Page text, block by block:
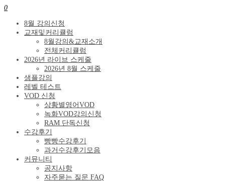
0
8월 강의신청
교재및커리큘럼
8월강의&교재소개
전체커리큘럼
2026년 라이브 스케줄
2026년 8월 스케줄
샘플강의
레벨 테스트
VOD 신청
상황별영어VOD
녹화VOD강의신청
RAM 단독신청
수강후기
빵빵수강후기
과거수강후기모음
커뮤니티
공지사항
자주묻는 질문 FAQ